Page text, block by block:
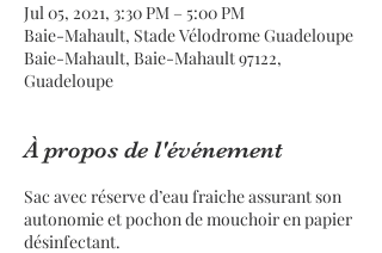
Jul 05, 2021, 3:30 PM – 5:00 PM
Baie-Mahault, Stade Vélodrome Guadeloupe
Baie-Mahault, Baie-Mahault 97122,
Guadeloupe
À propos de l'événement
Sac avec réserve d’eau fraiche assurant son
autonomie et pochon de mouchoir en papier
désinfectant.